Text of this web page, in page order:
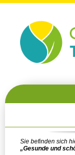
Sie befinden sich
„Gesunde und